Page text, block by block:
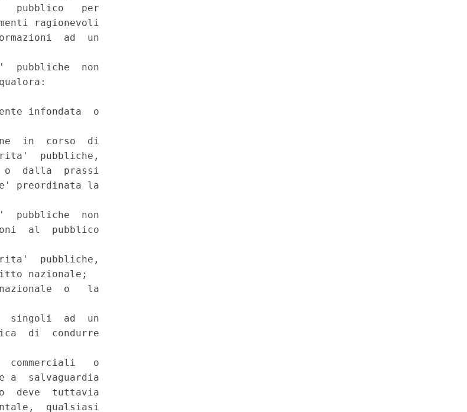
pubblico   per
ragionevoli
ad  un
pubbliche  non
infondata  o
in  corso  di
pubbliche,
o  dalla  prassi
preordinata la
pubbliche  non
al  pubblico
pubbliche,
nazionale;
o   la
singoli  ad  un
di  condurre
commerciali   o
a  salvaguardia
deve  tuttavia
qualsiasi